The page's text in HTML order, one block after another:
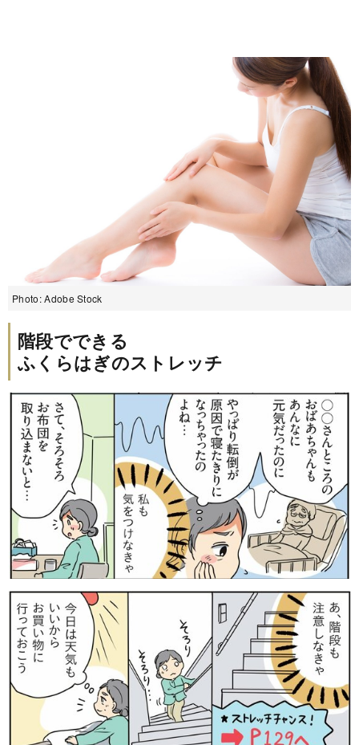
Photo: Adobe Stock
階段でできる
ふくらはぎのストレッチ